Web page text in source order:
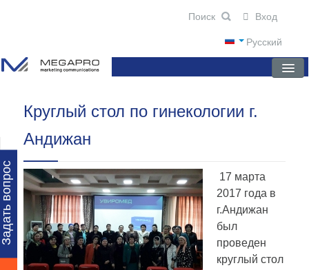
вопрос
Русский
Вход
ГЛАВНАЯ
О КОМПАНИИ
НОВОСТИ
ПРЕПАРАТЫ
НАУЧНЫЕ ПУБЛИКАЦИИ
ПАРТНЕРЫ
Круглый стол по гинекологии г.
Андижан
17 марта
2017 года в
г.Андижан
был
проведен
круглый стол